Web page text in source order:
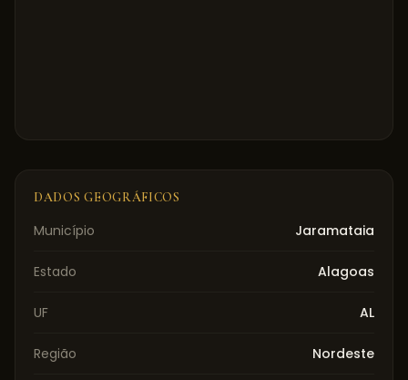
DADOS GEOGRÁFICOS
Município Jaramataia
Estado Alagoas
UF AL
Região Nordeste